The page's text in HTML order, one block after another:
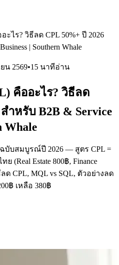
อะไร? วิธีลด CPL 50%+ ปี 2026
| Southern Whale
น 2569•15 นาทีอ่าน
คืออะไร? วิธีลด
ำหรับ B2B & Service
Whale
ฉบับสมบูรณ์ปี 2026 — สูตร CPL =
ย (Real Estate 800฿, Finance
ลด CPL, MQL vs SQL, ตัวอย่างลด
฿ เหลือ 380฿